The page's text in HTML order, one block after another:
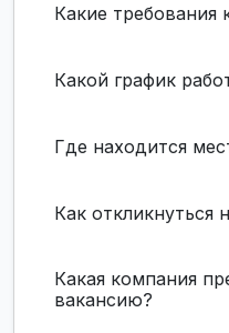
Какие требования
Какой график
Где находится
Как откликнуться
Какая компания
вакансию?